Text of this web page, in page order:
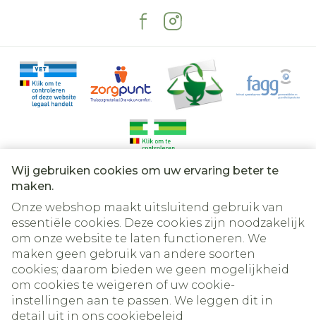
Wij gebruiken cookies om uw ervaring beter te
maken.
Onze webshop maakt uitsluitend gebruik van
essentiële cookies. Deze cookies zijn noodzakelijk
om onze website te laten functioneren. We
maken geen gebruik van andere soorten
cookies; daarom bieden we geen mogelijkheid
om cookies te weigeren of uw cookie-
instellingen aan te passen. We leggen dit in
detail uit in ons cookiebeleid
Juridische links